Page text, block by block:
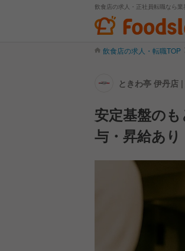
飲食店の求人・正社員転職なら
飲食店の求人・転職TOP
ときわ亭 伊丹店
安定基盤の
与・昇給あり